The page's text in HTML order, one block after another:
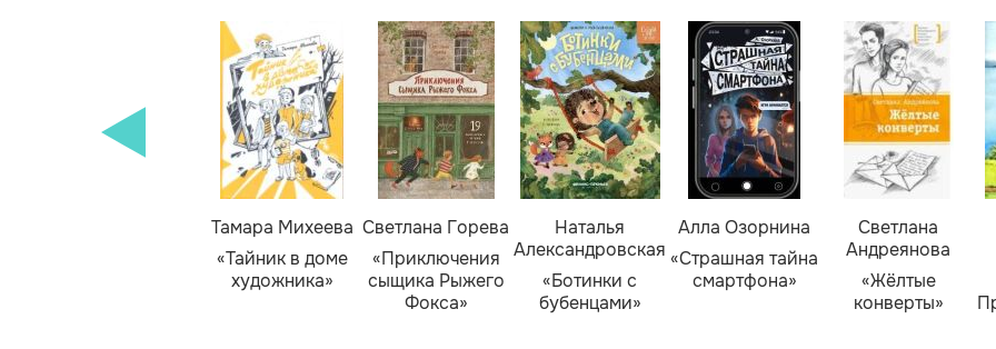
Тамара Михеева
«Тайник в доме
художника»
Светлана Горева
«Приключения
сыщика Рыжего
Фокса»
Наталья
Александровская
«Ботинки с
бубенцами»
Алла Озорнина
«Страшная тайна
смартфона»
Светлана
Андреянова
«Жёлтые
конверты»